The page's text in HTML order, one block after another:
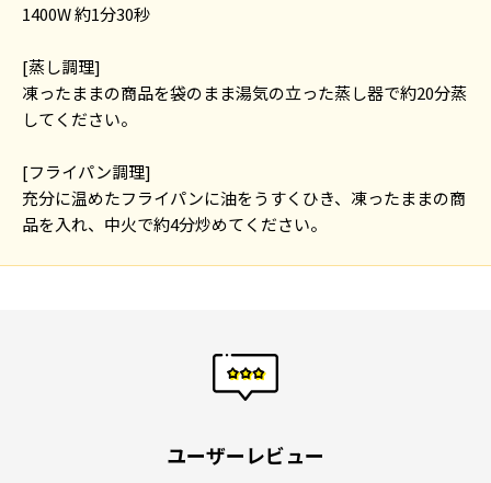
1400W 約1分30秒
[蒸し調理]
凍ったままの商品を袋のまま湯気の立った蒸し器で約20分蒸
してください。
[フライパン調理]
充分に温めたフライパンに油をうすくひき、凍ったままの商
品を入れ、中火で約4分炒めてください。
ユーザーレビュー